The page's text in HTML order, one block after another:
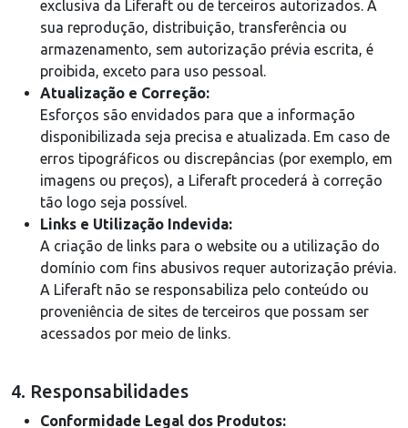
exclusiva da Liferaft ou de terceiros autorizados. A
sua reprodução, distribuição, transferência ou
armazenamento, sem autorização prévia escrita, é
proibida, exceto para uso pessoal.
Atualização e Correção:
Esforços são envidados para que a informação
disponibilizada seja precisa e atualizada. Em caso de
erros tipográficos ou discrepâncias (por exemplo, em
imagens ou preços), a Liferaft procederá à correção
tão logo seja possível.
Links e Utilização Indevida:
A criação de links para o website ou a utilização do
domínio com fins abusivos requer autorização prévia.
A Liferaft não se responsabiliza pelo conteúdo ou
proveniência de sites de terceiros que possam ser
acessados por meio de links.
4. Responsabilidades
Conformidade Legal dos Produtos: